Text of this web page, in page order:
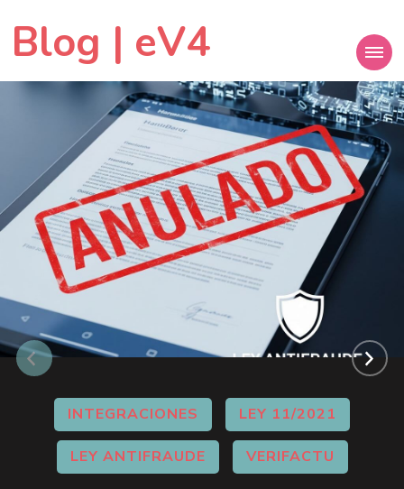
Blog | eV4
INTEGRACIONES LEY 11/2021
LEY ANTIFRAUDE VERIFACTU